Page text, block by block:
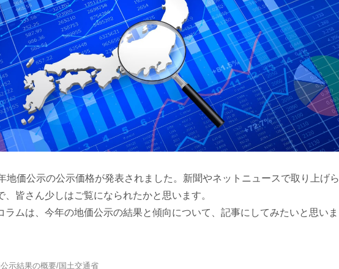
地価公示の公示価格が発表されました。新聞やネットニュースで取り上げら
、皆さん少しはご覧になられたかと思います。
ラムは、今年の地価公示の結果と傾向について、記事にしてみたいと思いま
示結果の概要/国土交通省